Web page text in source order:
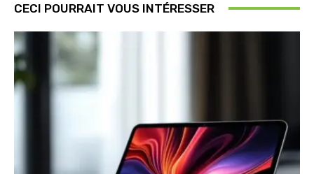
CECI POURRAIT VOUS INTÉRESSER